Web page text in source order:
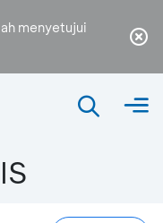
menyetujui